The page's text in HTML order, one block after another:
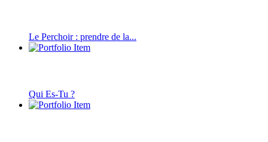
Le Perchoir : prendre de la...
Qui Es-Tu ?